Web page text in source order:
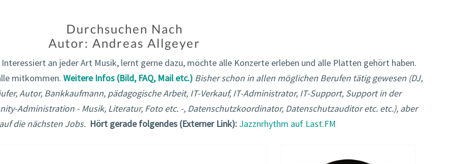
Durchsuchen Nach
Autor: Andreas Allgeyer
Interessiert an jeder Art Musik, lernt gerne dazu, möchte alle Konzerte erleben und alle Platten gehört haben.
mitkommen. Weitere Infos (Bild, FAQ, Mail etc.) Bisher schon in allen möglichen Berufen tätig gewesen (DJ,
Autor, Bankkaufmann, pädagogische Arbeit, IT-Verkauf, IT-Administrator, IT-Support, Support in der
Administration - Musik, Literatur, Foto etc. -, Datenschutzkoordinator, Datenschutzauditor etc. etc.), aber
die nächsten Jobs. Hört gerade folgendes (Externer Link): Jazznrhythm auf Last.FM